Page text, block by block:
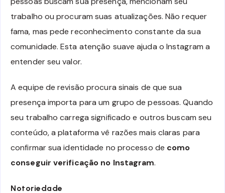
trabalho ou procuram suas atualizações. Não requer
fama, mas pede reconhecimento constante da sua
comunidade. Esta atenção suave ajuda o Instagram a
entender seu valor.
A equipe de revisão procura sinais de que sua
presença importa para um grupo de pessoas. Quando
seu trabalho carrega significado e outros buscam seu
conteúdo, a plataforma vê razões mais claras para
confirmar sua identidade no processo de como
conseguir verificação no Instagram.
Notoriedade